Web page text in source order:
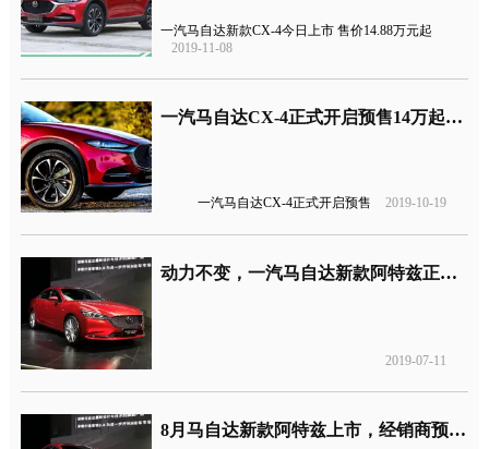
一汽马自达新款CX-4今日上市 售价14.88万元起
2019-11-08
一汽马自达CX-4正式开启预售14万起，网友：CR-V不香么？
一汽马自达CX-4正式开启预售 2019-10-19
动力不变，一汽马自达新款阿特兹正式发布
2019-07-11
8月马自达新款阿特兹上市，经销商预售价16.90-22.30万元